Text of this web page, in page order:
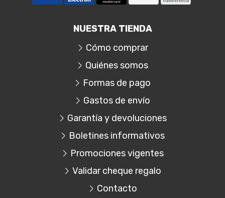
NUESTRA TIENDA
Cómo comprar
Quiénes somos
Formas de pago
Gastos de envío
Garantía y devoluciones
Boletines informativos
Promociones vigentes
Validar cheque regalo
Contacto